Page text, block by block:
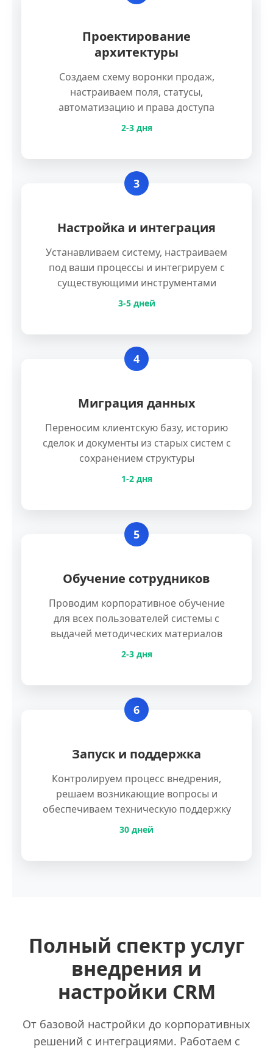
Проектирование
архитектуры
Создаем схему воронки продаж,
настраиваем поля, статусы,
автоматизацию и права доступа
2-3 дня
3
Настройка и интеграция
Устанавливаем систему, настраиваем
под ваши процессы и интегрируем с
существующими инструментами
3-5 дней
4
Миграция данных
Переносим клиентскую базу, историю
сделок и документы из старых систем с
сохранением структуры
1-2 дня
5
Обучение сотрудников
Проводим корпоративное обучение
для всех пользователей системы с
выдачей методических материалов
2-3 дня
6
Запуск и поддержка
Контролируем процесс внедрения,
решаем возникающие вопросы и
обеспечиваем техническую поддержку
30 дней
Полный спектр услуг
внедрения и
настройки CRM
От базовой настройки до корпоративных
решений с интеграциями. Работаем с